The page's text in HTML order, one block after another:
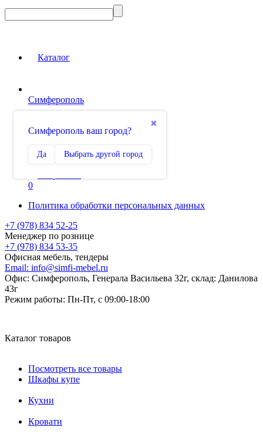
Каталог
Симферополь
✖
Симферополь ваш город?
Да Выбрать другой город
Сравнение
0
Политика обработки персональных данных
+7 (978) 834 52-25
Менеджер по рознице
+7 (978) 834 53-35
Офисная мебель, тендеры
Email: info@simfi-mebel.ru
Офис: Симферополь, Генерала Васильева 32г, склад: Данилова
43г
Режим работы: Пн-Пт, с 09:00-18:00
Каталог товаров
Посмотреть все товары
Шкафы купе
Кухни
Кровати